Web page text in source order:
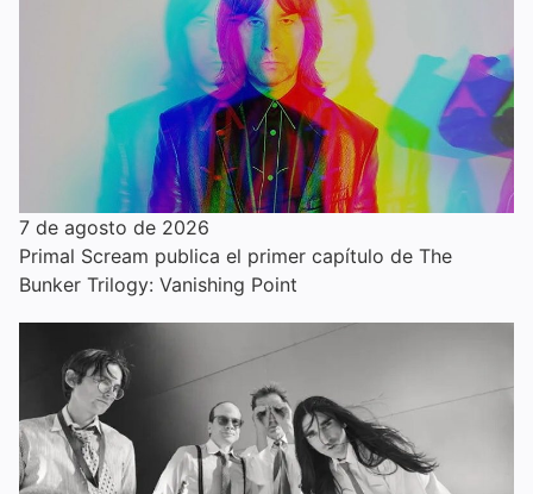
7 de agosto de 2026
Primal Scream publica el primer capítulo de The
Bunker Trilogy: Vanishing Point